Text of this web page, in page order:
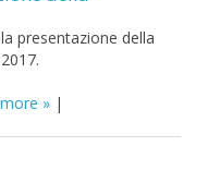
presentazione della
|